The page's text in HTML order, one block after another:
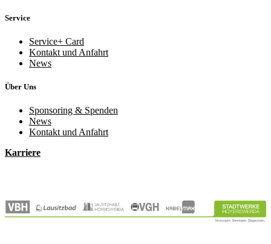
Service
Service+ Card
Kontakt und Anfahrt
News
Über Uns
Sponsoring & Spenden
News
Kontakt und Anfahrt
Karriere